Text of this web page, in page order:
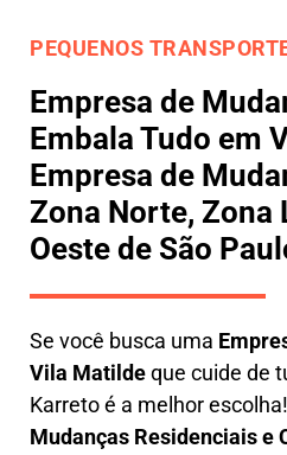
PEQUENOS
Empresa de
Embala Tudo em
Empresa de
Zona Norte, Zona
Oeste de São
Se você busca uma E
Vila Matildeque cuide de
Karretoé a melhor
Mudanças Residenciais e